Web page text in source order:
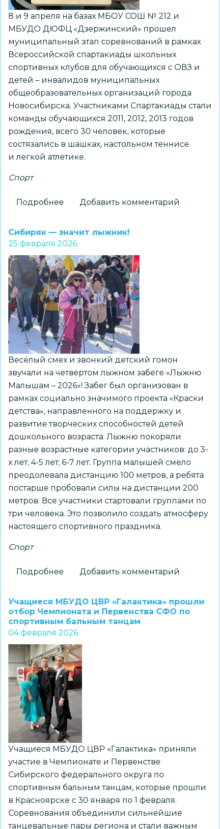
8 и 9 апреля на базах МБОУ СОШ № 212 и
МБУДО ДЮФЦ «Дзержинский» прошел
муниципальный этап соревнований в рамках
Всероссийской спартакиады школьных
спортивных клубов для обучающихся с ОВЗ и
детей – инвалидов муниципальных
общеобразовательных организаций города
Новосибирска. Участниками Спартакиады стали
команды обучающихся 2011, 2012, 2013 годов
рождения, всего 30 человек, которые
состязались в шашках, настольном теннисе
и легкой атлетике.
Спорт
Подробнее
муниципального
этапа
Всероссийской
спартакиады
школьных
спортивных
клубов
для
детей
с
ОВЗ
и
детей
–
инвалидов
Добавить комментарий
Сибиряк — значит лыжник!
25 февраля 2026
Весёлый смех и звонкий детский гомон
звучали на четвёртом лыжном забеге «Лыжню
Малышам – 2026»! Забег был организован в
рамках социально значимого проекта «Краски
детства», направленного на поддержку и
развитие творческих способностей детей
дошкольного возраста. Лыжню покоряли
разные возрастные категории участников: до 3-
х лет; 4-5 лет; 6-7 лет. Группа малышей смело
преодолевала дистанцию 100 метров, а ребята
постарше пробовали силы на дистанции 200
метров. Все участники стартовали группами по
три человека. Это позволило создать атмосферу
настоящего спортивного праздника.
Спорт
Подробнее
—
значит
лыжник!
Добавить комментарий
Учащиеся МБУДО ЦВР «Галактика» прошли
отбор Чемпионата и Первенства СФО по
спортивным бальным танцам
04 февраля 2026
Учащиеся МБУДО ЦВР «Галактика» приняли
участие в Чемпионате и Первенстве
Сибирского федерального округа по
спортивным бальным танцам, которые прошли
в Красноярске с 30 января по 1 февраля.
Соревнования объединили сильнейшие
танцевальные пары региона и стали важным